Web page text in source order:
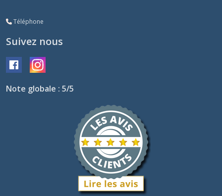
Téléphone
Suivez nous
Note globale : 5/5